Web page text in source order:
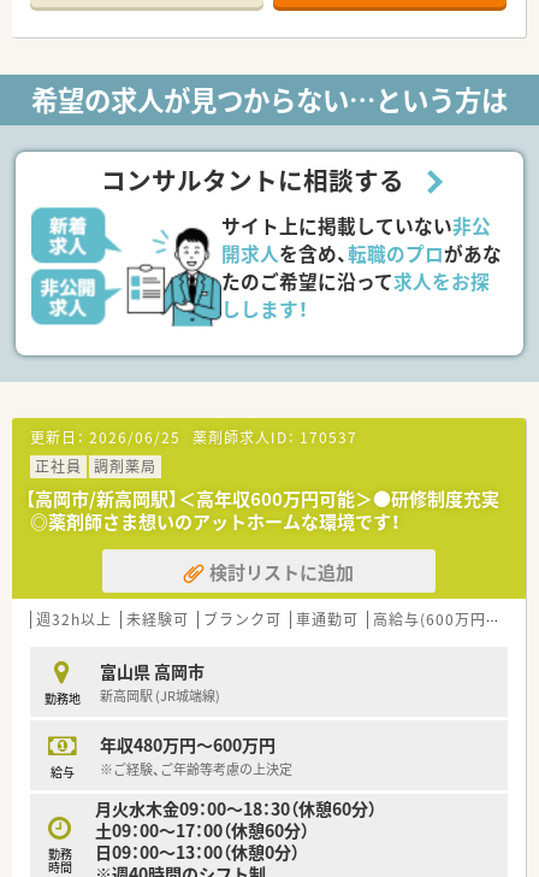
希望の求人が見つからない…という方は
コンサルタントに相談する
サイト上に掲載していない非公
開求人を含め、転職のプロがあな
たのご希望に沿って求人をお探
しします！
更新日： 2026/06/25 薬剤師求人ID： 170537
正社員
調剤薬局
【高岡市/新高岡駅】＜高年収600万円可能＞●研修制度充実
◎薬剤師さま想いのアットホームな環境です！
検討リストに追加
週32h以上 未経験可 ブランク可 車通勤可 高給与(600万円以上)
勤務地
富山県 高岡市
新高岡駅 (JR城端線)
給与
年収480万円～600万円
※ご経験、ご年齢等考慮の上決定
勤務
時間
月火水木金09：00～18：30（休憩60分）
土09：00～17：00（休憩60分）
日09：00～13：00（休憩0分）